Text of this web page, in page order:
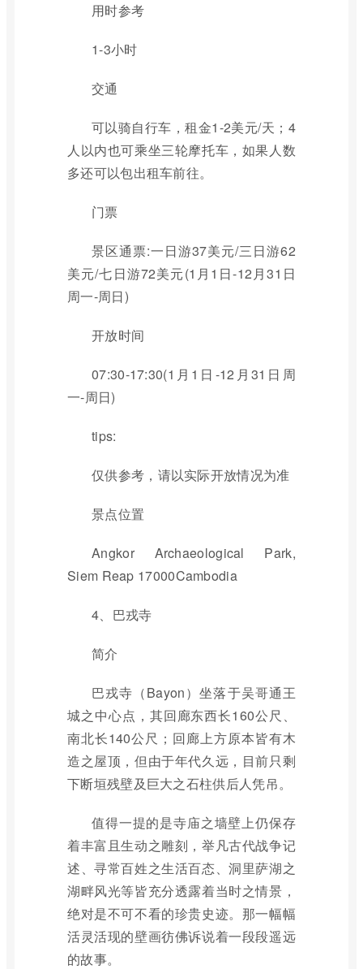
用时参考
1-3小时
交通
可以骑自行车，租金1-2美元/天；4
人以内也可乘坐三轮摩托车，如果人数
多还可以包出租车前往。
门票
景区通票:一日游37美元/三日游62
美元/七日游72美元(1月1日-12月31日
周一-周日)
开放时间
07:30-17:30(1月1日-12月31日周
一-周日)
tips:
仅供参考，请以实际开放情况为准
景点位置
Angkor Archaeological Park,
Siem Reap 17000Cambodia
4、巴戎寺
简介
巴戎寺（Bayon）坐落于吴哥通王
城之中心点，其回廊东西长160公尺、
南北长140公尺；回廊上方原本皆有木
造之屋顶，但由于年代久远，目前只剩
下断垣残壁及巨大之石柱供后人凭吊。
值得一提的是寺庙之墙壁上仍保存
着丰富且生动之雕刻，举凡古代战争记
述、寻常百姓之生活百态、洞里萨湖之
湖畔风光等皆充分透露着当时之情景，
绝对是不可不看的珍贵史迹。那一幅幅
活灵活现的壁画彷佛诉说着一段段遥远
的故事。